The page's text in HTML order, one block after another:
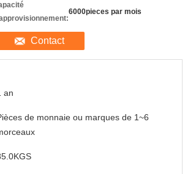
6000pieces par mois
Contact
an
de monnaie ou marques de 1~6